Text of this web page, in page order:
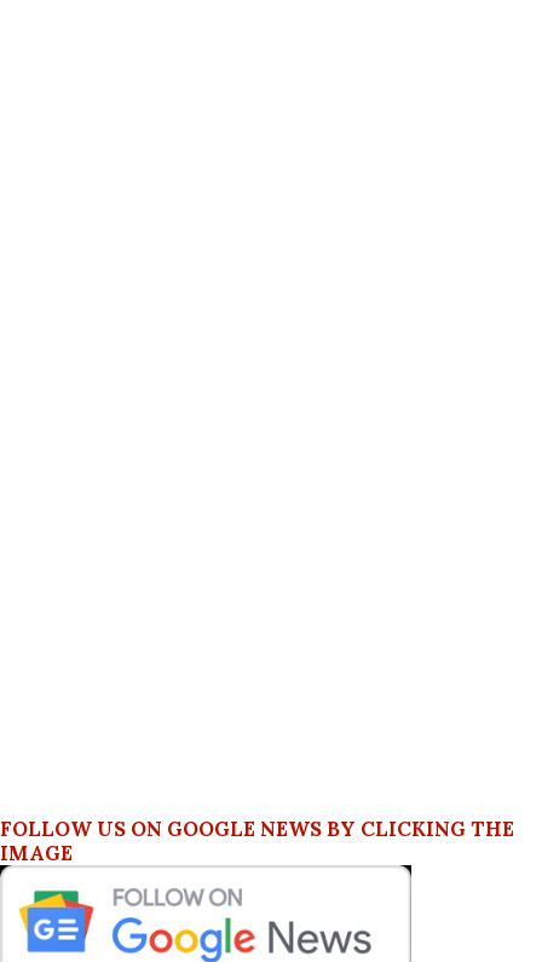
FOLLOW US ON GOOGLE NEWS BY CLICKING THE
IMAGE